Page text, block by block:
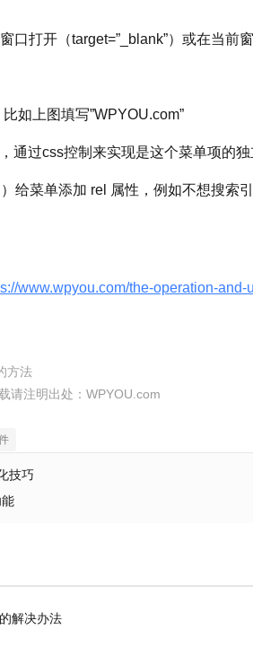
口打开（target=”_blank”）或在当前
如上图填写”WPYOU.com”
通过css控制来实现是这个菜单项的
给菜单添加 rel 属性，例如不想搜索
www.wpyou.com/the-operation-
方法
请注明出处： WPYOU.com
技巧
解决办法